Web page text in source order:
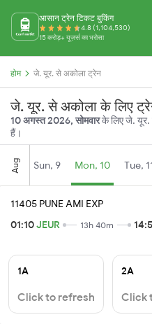
आसान ट्रेन टिकट बुकिंग
4.8 (1,104,530)
15 करोड़+ यूज़र्स का भरोसा
होम जे. यूर. से अकोला ट्रेन
जे. यूर. से अकोला के लिए
10 अगस्त 2026, सोमवारके लिए जे. यूर.
हैं।
Aug Sun, 9 Mon, 10 Tue,
11405 PUNE AMI EXP
01:10JEUR 13h 40m
1A
Click to refresh
2A
Click